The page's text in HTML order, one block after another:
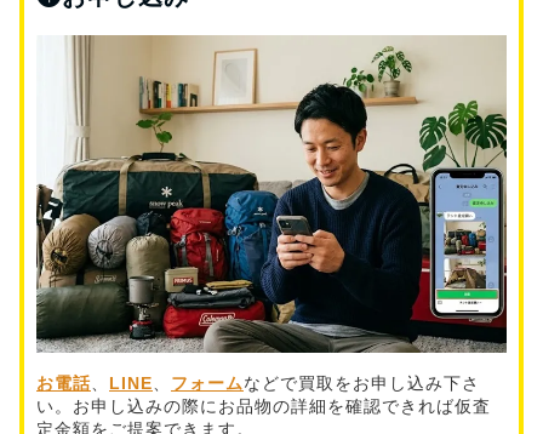
お電話 LINE フォームなどで買取をお申し込み下さ
い。お申し込みの際にお品物の詳細を確認できれば仮査
定金額をご提案できます。